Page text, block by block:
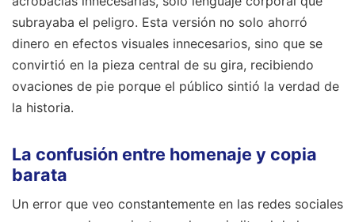
subrayaba el peligro. Esta versión no solo ahorró
dinero en efectos visuales innecesarios, sino que se
convirtió en la pieza central de su gira, recibiendo
ovaciones de pie porque el público sintió la verdad de
la historia.
La confusión entre homenaje y copia
barata
Un error que veo constantemente en las redes sociales